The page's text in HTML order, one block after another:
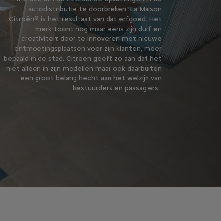
autodistributie te doorbreken. La Maison
Citroën® is het resultaat van dat erfgoed. Het
merk toont nog maar eens zijn durf en
creativiteit door te innoveren met nieuwe
ontmoetingsplaatsen voor zijn klanten, meer
bepaald in de stad. Citroën geeft zo aan dat het
niet alleen in zijn modellen maar ook daarbuiten
een groot belang hecht aan het welzijn van
bestuurders en passagiers.